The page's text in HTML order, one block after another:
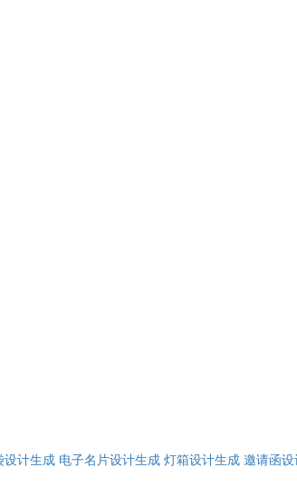
设计生成 电子名片设计生成 灯箱设计生成 邀请函